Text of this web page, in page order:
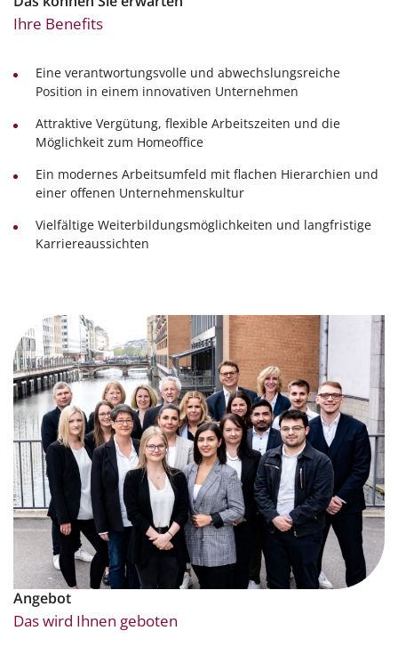
Ihre Benefits
Eine verantwortungsvolle und abwechslungsreiche
Position in einem innovativen Unternehmen
Attraktive Vergütung, flexible Arbeitszeiten und die
Möglichkeit zum Homeoffice
Ein modernes Arbeitsumfeld mit flachen Hierarchien und
einer offenen Unternehmenskultur
Vielfältige Weiterbildungsmöglichkeiten und langfristige
Karriereaussichten
Angebot
Das wird Ihnen geboten